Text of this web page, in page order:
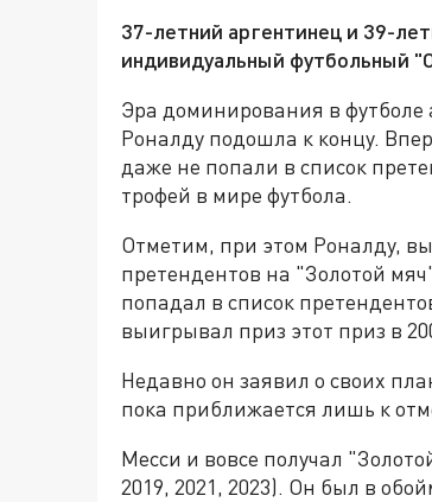
37-летний аргентинец и 39-
индивидуальный футбольный
Эра доминирования в
Роналду подошла к концу.
даже не попали в список
трофей в мире футбола.
Отметим, при этом Роналду,
претендентов на "Золотой
попадал в список
выигрывал приз этот приз в
Недавно он заявил о своих
пока приближается лишь к
Месси и вовсе получал
2019, 2021, 2023). Он был в